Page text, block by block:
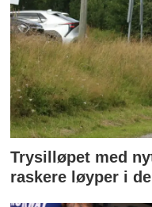
Trysilløpet med
raskere løyper i